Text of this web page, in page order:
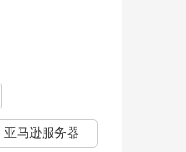
亚马逊服务器